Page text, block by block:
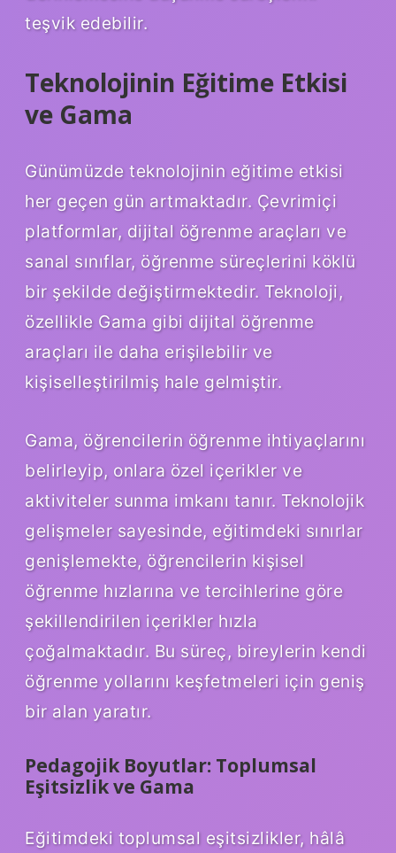
teşvik edebilir.
Teknolojinin Eğitime Etkisi
ve Gama
Günümüzde teknolojinin eğitime etkisi
her geçen gün artmaktadır. Çevrimiçi
platformlar, dijital öğrenme araçları ve
sanal sınıflar, öğrenme süreçlerini köklü
bir şekilde değiştirmektedir. Teknoloji,
özellikle Gama gibi dijital öğrenme
araçları ile daha erişilebilir ve
kişiselleştirilmiş hale gelmiştir.
Gama, öğrencilerin öğrenme ihtiyaçlarını
belirleyip, onlara özel içerikler ve
aktiviteler sunma imkanı tanır. Teknolojik
gelişmeler sayesinde, eğitimdeki sınırlar
genişlemekte, öğrencilerin kişisel
öğrenme hızlarına ve tercihlerine göre
şekillendirilen içerikler hızla
çoğalmaktadır. Bu süreç, bireylerin kendi
öğrenme yollarını keşfetmeleri için geniş
bir alan yaratır.
Pedagojik Boyutlar: Toplumsal
Eşitsizlik ve Gama
Eğitimdeki toplumsal eşitsizlikler, hâlâ